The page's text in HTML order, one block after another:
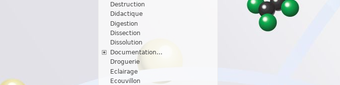
Destruction
Didactique
Digestion
Dissection
Dissolution
Documentation...
Droguerie
Eclairage
Ecouvillon